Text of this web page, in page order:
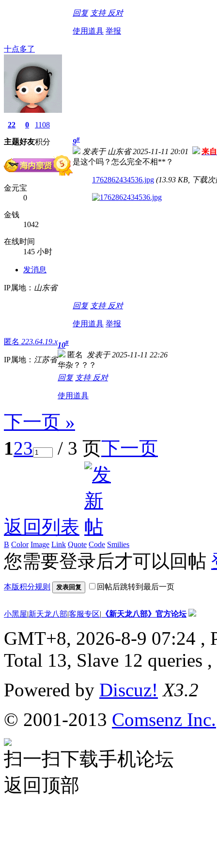
回复 支持 反对
使用道具 举报
十点多了
22
主题
0
好友
1108
积分
金元宝
0
金钱
1042
在线时间
145 小时
发消息
IP属地： 山东省
9#
发表于 山东省 2025-11-11 20:01
来
是这个吗？怎么完全不相**？
1762862434536.jpg (13.93 KB, 下载次
回复 支持 反对
使用道具 举报
匿名 223.64.19.x
IP属地： 江苏省
10#
匿名 发表于 2025-11-11 22:26
华杂？？？
回复 支持 反对
使用道具
下一页 »
123 / 3 页下一页
返回列表
B Color Image Link Quote Code Smilies
您需要登录后才可以回帖
本版积分规则 发表回复 回帖后跳转到最后一页
小黑屋|新天龙八部|客服专区| 《新天龙八部》官方论坛
GMT+8, 2026-8-9 07:24 ,
Total 13, Slave 12 queries
Powered by Discuz! X3.2
© 2001-2013 Comsenz Inc.
扫一扫下载手机论坛
返回顶部